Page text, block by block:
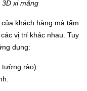
xi măng
khách hàng mà tấm
vị trí khác nhau. Tuy
dụng:
rào).